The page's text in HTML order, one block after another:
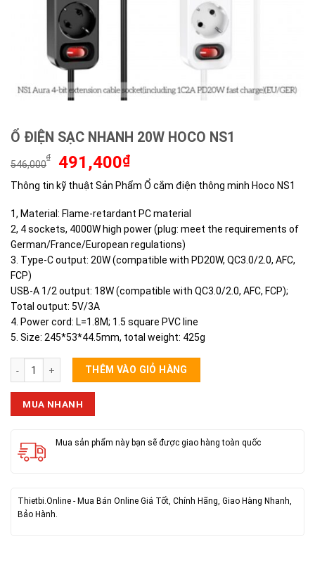
Ổ ĐIỆN SẠC NHANH 20W HOCO NS1
546,000
₫
Giá
là:
491,400₫Giá
hiện
tại
491,400₫.
Thông tin kỹ thuật Sản Phẩm Ổ cắm điện thông minh Hoco NS1
1, Material: Flame-retardant PC material
2, 4 sockets, 4000W high power (plug: meet the requirements of
German/France/European regulations)
3. Type-C output: 20W (compatible with PD20W, QC3.0/2.0, AFC,
FCP)
USB-A 1/2 output: 18W (compatible with QC3.0/2.0, AFC, FCP);
Total output: 5V/3A
4. Power cord: L=1.8M; 1.5 square PVC line
5. Size: 245*53*44.5mm, total weight: 425g
Ổ ĐIỆN SẠC NHANH 20W HOCO NS1 số lượng
THÊM VÀO GIỎ HÀNG
MUA NHANH
Mua sản phẩm này bạn sẽ được giao hàng toàn quốc
Thietbi.Online - Mua Bán Online Giá Tốt, Chính Hãng, Giao Hàng Nhanh,
Bảo Hành.